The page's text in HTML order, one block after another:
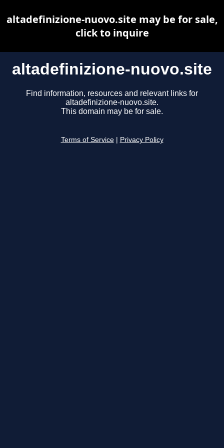
altadefinizione-nuovo.site
Find information, resources and relevant links for
altadefinizione-nuovo.site.
This domain may be for sale.
Terms of Service Privacy Policy
altadefinizione-nuovo.site may be for sale,
click to inquire